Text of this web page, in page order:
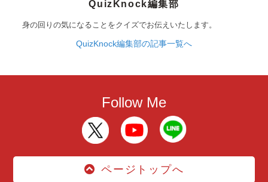
QuizKnock編集部
身の回りの気になることをクイズでお伝えいたします。
QuizKnock編集部の記事一覧へ
Follow Me
ページトップへ